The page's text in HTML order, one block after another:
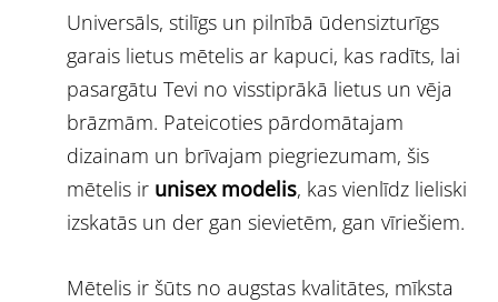
Universāls, stilīgs un pilnībā ūdensizturīgs
garais lietus mētelis ar kapuci, kas radīts, lai
pasargātu Tevi no visstiprākā lietus un vēja
brāzmām. Pateicoties pārdomātajam
dizainam un brīvajam piegriezumam, šis
mētelis ir unisex modelis, kas vienlīdz lieliski
izskatās un der gan sievietēm, gan vīriešiem.
Mētelis ir šūts no augstas kvalitātes, mīksta